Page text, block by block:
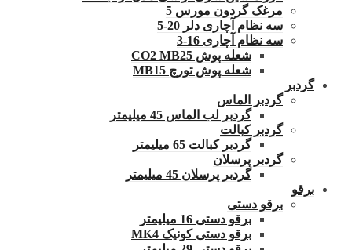
مرغک گردون مورس 5
سه نظام آچاری دلر 20-5
سه نظام آچاری 16-3
شعله پوش CO2 MB25
شعله پوش تورچ MB15
گردبر
گردبر الماس
گردبر لب الماس 45 میلیمتر
گردبر کبالت
گردبر کبالت 65 میلیمتر
گردبر پرسلان
گردبر پرسلان 45 میلیمتر
برقو
برقو دستی
برقو دستی 16 میلیمتر
برقو دستی کونیک MK4